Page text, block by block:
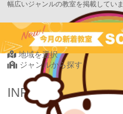
2026.08.01 new! 8月末開催【東京三鷹
スでハロウィンを楽しもう👻
表現教
2026.08.01
new!
【鶴見の受験生必見
大逆転合格！あえて「捨てた」3つの常
2026.08.01 new! 心を育てる時間は今
2026.07.29 new! 【第24回ファミリー
JPCスポーツ教室 山形店
2026.07.22
情操教育ってつまり何？
2026.07.20 【オンライン開催】夏休
幅広いジャンルの教室を掲載していま
Find Your School
地域を選択
北海道・東北
北海道
ジャンルから探す
INFORMATION